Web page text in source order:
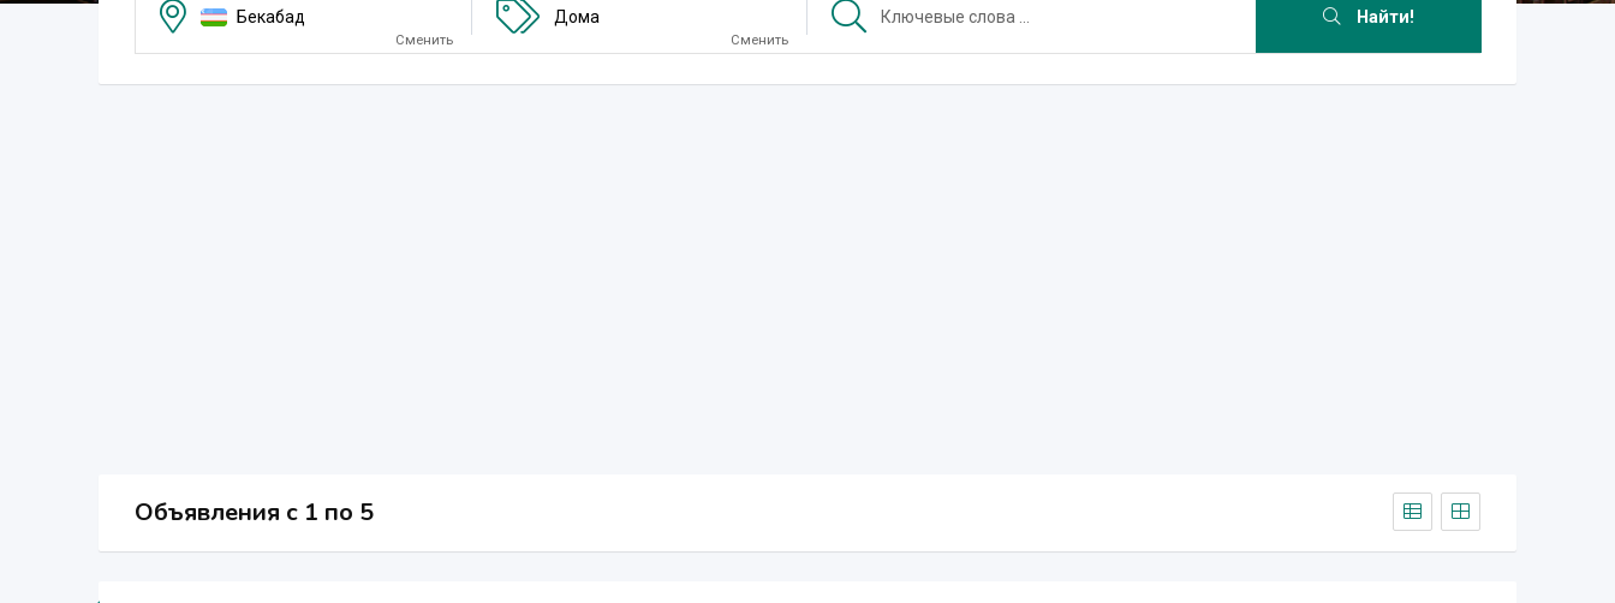
Бекабад
Сменить
Дома
Сменить
Найти!
Объявления c 1 по 5